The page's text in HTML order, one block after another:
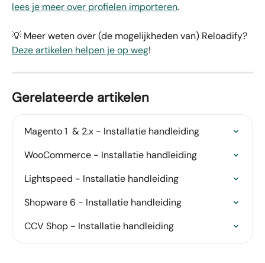
lees je meer over profielen importeren.
💡 Meer weten over (de mogelijkheden van) Reloadify?
Deze artikelen helpen je op weg!
Gerelateerde artikelen
Magento 1  & 2.x - Installatie handleiding
WooCommerce - Installatie handleiding
Lightspeed - Installatie handleiding
Shopware 6 - Installatie handleiding
CCV Shop - Installatie handleiding